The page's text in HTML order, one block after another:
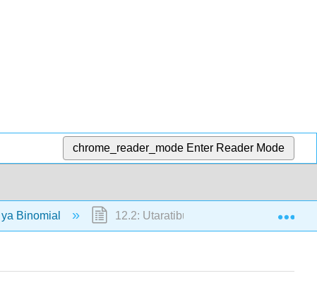
chrome_reader_mode Enter Reader Mode
Binomial 12.2: Utaratibu